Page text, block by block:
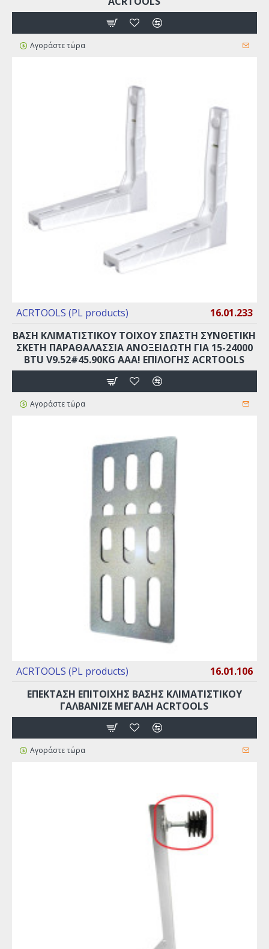
Αγοράστε τώρα
ACRTOOLS (PL products)
16.01.233
ΒΑΣΗ ΚΛΙΜΑΤΙΣΤΙΚΟΥ ΤΟΙΧΟΥ ΣΠΑΣΤΗ ΣΥΝΘΕΤΙΚΗ
ΣΚΕΤΗ ΠΑΡΑΘΑΛΑΣΣΙΑ ΑΝΟΞΕΙΔΩΤΗ ΓΙΑ 15-24000
BTU V9.52#45.90KG AAA! ΕΠΙΛΟΓΗΣ ACRTOOLS
Αγοράστε τώρα
ACRTOOLS (PL products)
16.01.106
ΕΠΕΚΤΑΣΗ ΕΠΙΤΟΙΧΗΣ ΒΑΣΗΣ ΚΛΙΜΑΤΙΣΤΙΚΟΥ
ΓΑΛΒΑΝΙΖΈ ΜΕΓΆΛΗ ACRTOOLS
Αγοράστε τώρα